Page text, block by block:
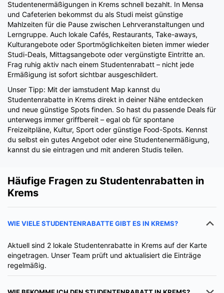
Studentenermäßigungen in Krems schnell bezahlt. In Mensa
und Cafeterien bekommst du als Studi meist günstige
Mahlzeiten für die Pause zwischen Lehrveranstaltungen und
Lerngruppe. Auch lokale Cafés, Restaurants, Take-aways,
Kulturangebote oder Sportmöglichkeiten bieten immer wieder
Studi-Deals, Mittagsangebote oder vergünstigte Eintritte an.
Frag ruhig aktiv nach einem Studentenrabatt – nicht jede
Ermäßigung ist sofort sichtbar ausgeschildert.
Unser Tipp: Mit der iamstudent Map kannst du
Studentenrabatte in Krems direkt in deiner Nähe entdecken
und neue günstige Spots finden. So hast du passende Deals für
unterwegs immer griffbereit – egal ob für spontane
Freizeitpläne, Kultur, Sport oder günstige Food-Spots. Kennst
du selbst ein gutes Angebot oder eine Studentenermäßigung,
kannst du sie eintragen und mit anderen Studis teilen.
Häufige Fragen zu Studentenrabatten in
Krems
WIE VIELE STUDENTENRABATTE GIBT ES IN KREMS?
Aktuell sind 2 lokale Studentenrabatte in Krems auf der Karte
eingetragen. Unser Team prüft und aktualisiert die Einträge
regelmäßig.